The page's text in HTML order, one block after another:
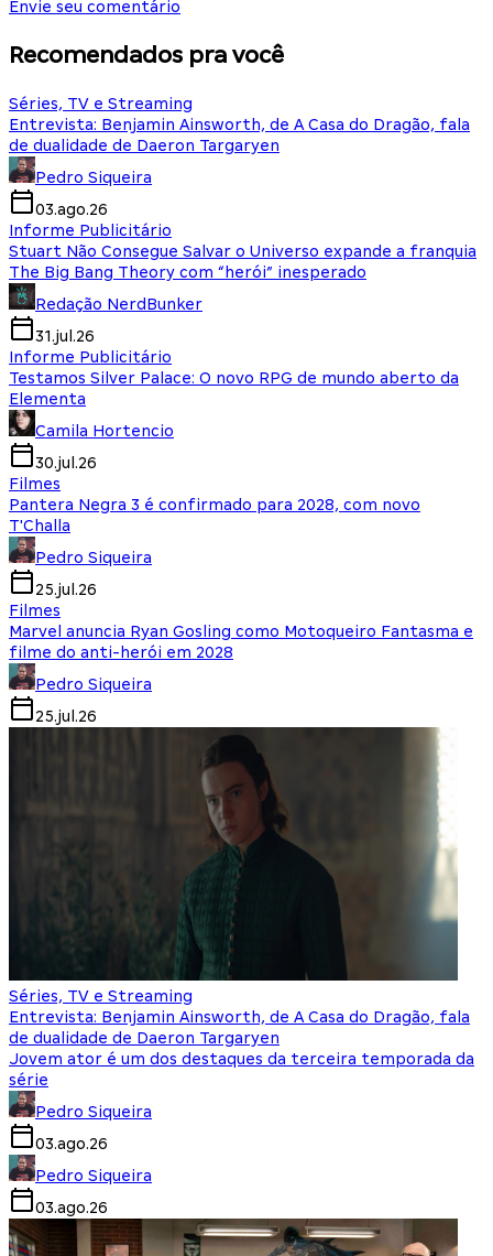
Envie seu comentário
Recomendados pra você
Séries, TV e Streaming
Entrevista: Benjamin Ainsworth, de A Casa do Dragão, fala
de dualidade de Daeron Targaryen
Pedro Siqueira
03.ago.26
Informe Publicitário
Stuart Não Consegue Salvar o Universo expande a franquia
The Big Bang Theory com “herói” inesperado
Redação NerdBunker
31.jul.26
Informe Publicitário
Testamos Silver Palace: O novo RPG de mundo aberto da
Elementa
Camila Hortencio
30.jul.26
Filmes
Pantera Negra 3 é confirmado para 2028, com novo
T'Challa
Pedro Siqueira
25.jul.26
Filmes
Marvel anuncia Ryan Gosling como Motoqueiro Fantasma e
filme do anti-herói em 2028
Pedro Siqueira
25.jul.26
Séries, TV e Streaming
Entrevista: Benjamin Ainsworth, de A Casa do Dragão, fala
de dualidade de Daeron Targaryen
Jovem ator é um dos destaques da terceira temporada da
série
Pedro Siqueira
03.ago.26
Pedro Siqueira
03.ago.26